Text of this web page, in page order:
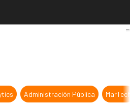
refuerza su alcance en
Administración Pública